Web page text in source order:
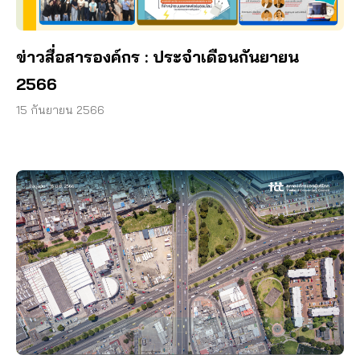
ข่าวสื่อสารองค์กร : ประจำเดือนกันยายน
2566
15 กันยายน 2566